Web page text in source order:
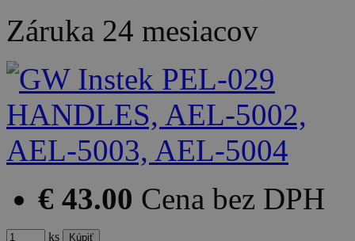
Záruka 24 mesiacov
€ 43.00 Cena bez DPH
ks